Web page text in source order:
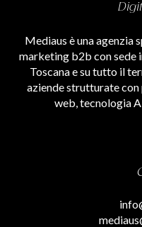
Mediaus è una agenzia
marketing b2b con sede
Toscana e su tutto il
aziende strutturate
web, tecnologia